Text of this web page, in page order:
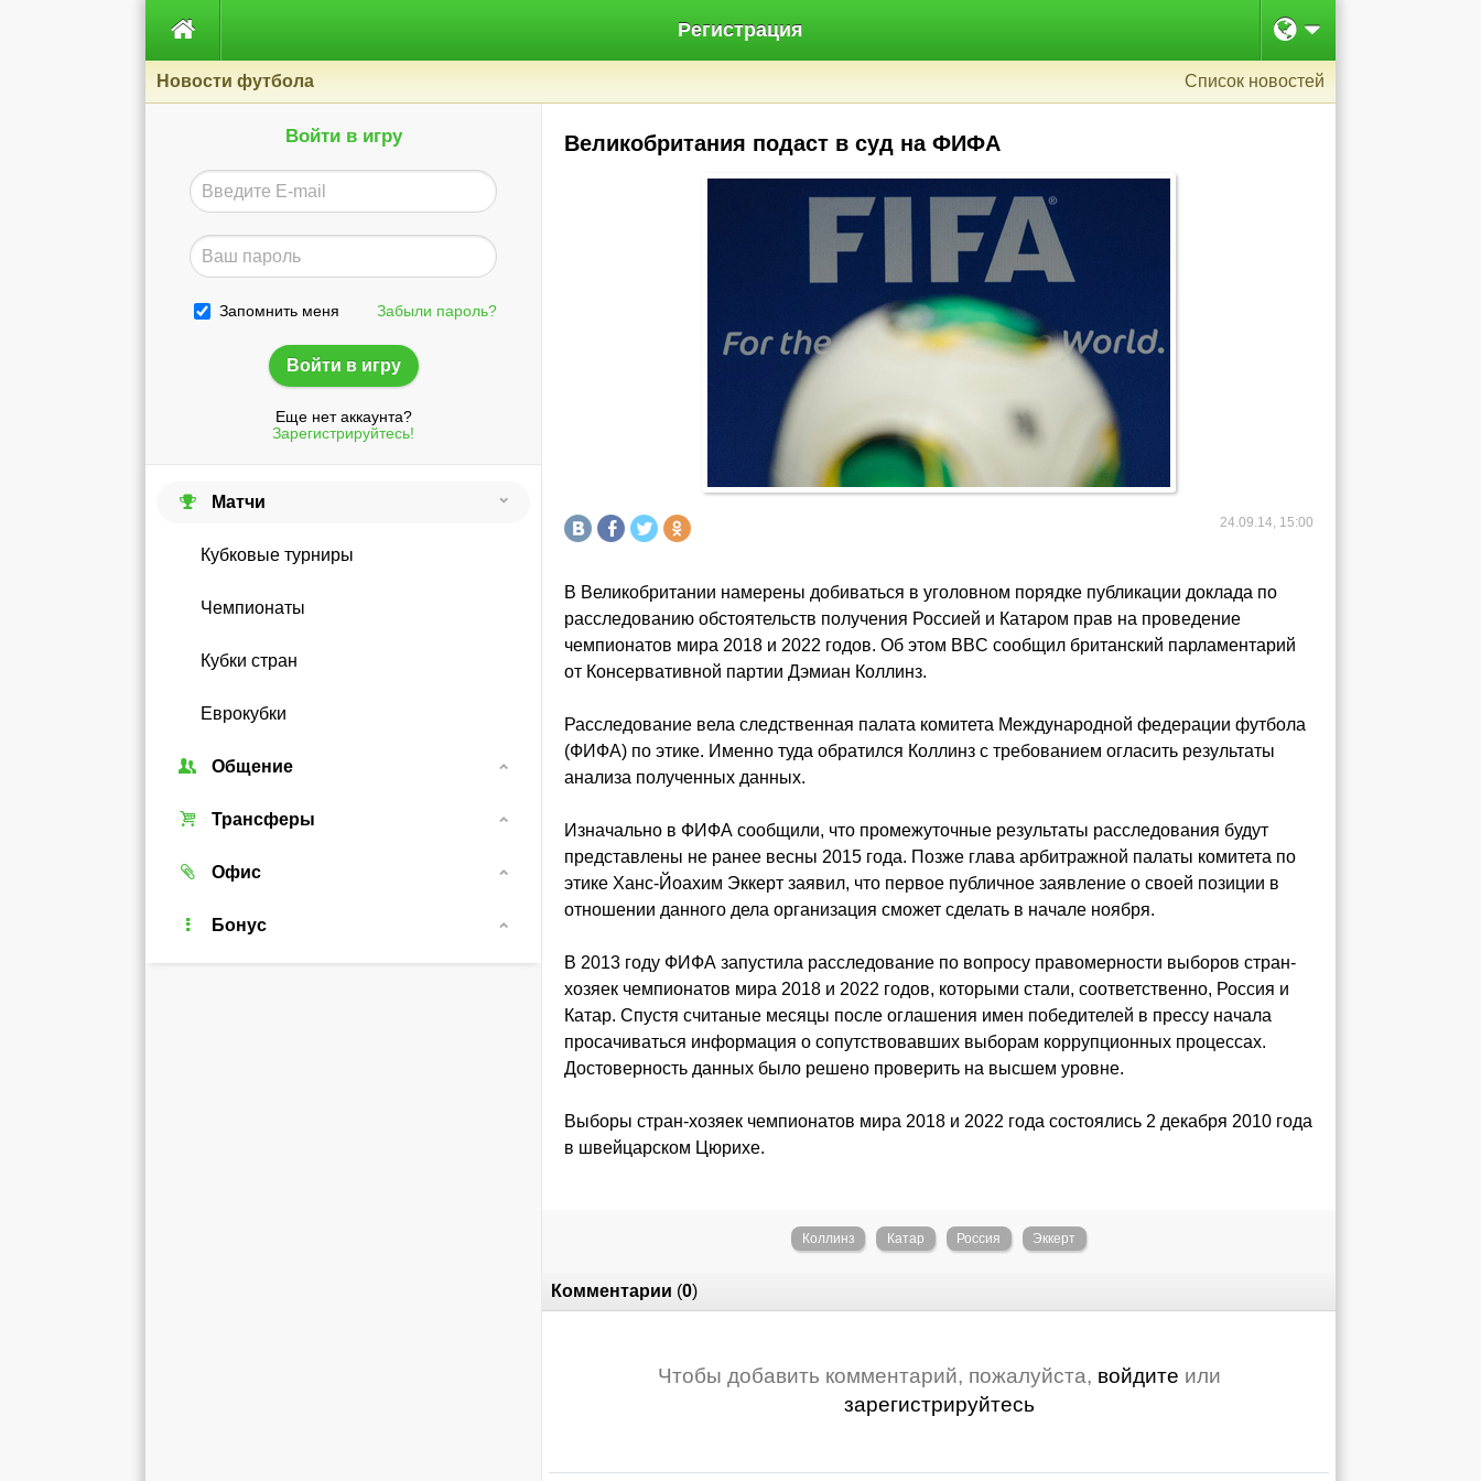
 Регистрация
Новости футбола Список новостей
Войти в игру
Запомнить меня Забыли пароль?
Еще нет аккаунта?
Зарегистрируйтесь!
Матчи
Кубковые турниры
Чемпионаты
Кубки стран
Еврокубки
Общение
Союзы
Форум
Чат
Трансферы
Трансферный рынок
Реальные игроки
Офис
Легенды
Бонус
Великобритания подаст в суд на ФИФА
24.09.14, 15:00
В Великобритании намерены добиваться в уголовном порядке публикации доклада по
расследованию обстоятельств получения Россией и Катаром прав на проведение
чемпионатов мира 2018 и 2022 годов. Об этом BBC сообщил британский парламентарий
от Консервативной партии Дэмиан Коллинз.
Расследование вела следственная палата комитета Международной федерации футбола
(ФИФА) по этике. Именно туда обратился Коллинз с требованием огласить результаты
анализа полученных данных.
Изначально в ФИФА сообщили, что промежуточные результаты расследования будут
представлены не ранее весны 2015 года. Позже глава арбитражной палаты комитета по
этике Ханс-Йоахим Эккерт заявил, что первое публичное заявление о своей позиции в
отношении данного дела организация сможет сделать в начале ноября.
В 2013 году ФИФА запустила расследование по вопросу правомерности выборов стран-
хозяек чемпионатов мира 2018 и 2022 годов, которыми стали, соответственно, Россия и
Катар. Спустя считаные месяцы после оглашения имен победителей в прессу начала
просачиваться информация о сопутствовавших выборам коррупционных процессах.
Достоверность данных было решено проверить на высшем уровне.
Выборы стран-хозяек чемпионатов мира 2018 и 2022 года состоялись 2 декабря 2010 года
в швейцарском Цюрихе.
Коллинз Катар Россия Эккерт
Комментарии (0)
Чтобы добавить комментарий, пожалуйста, войдите или
зарегистрируйтесь